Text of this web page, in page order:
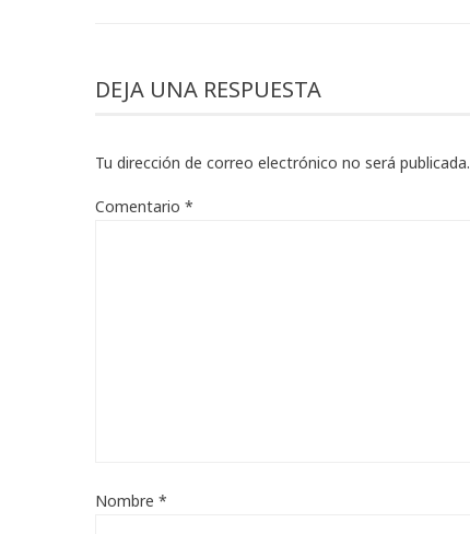
DEJA UNA RESPUESTA
Tu dirección de correo electrónico no será publicada.
Comentario *
Nombre *